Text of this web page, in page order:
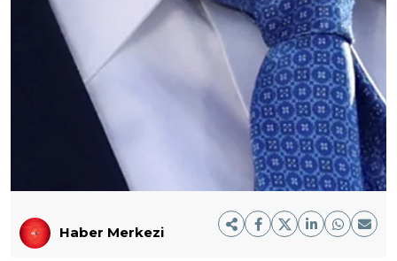
Haber Merkezi